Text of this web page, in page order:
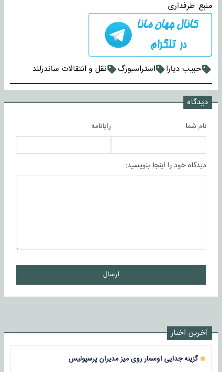
منبع:طرفداری
حبیب دیارا استراسبورگ نقل و انتقالات ساندرلند
دیدگاه
نام شما رایانامه
دیدگاه خود را اینجا بنویسید:
ارسال
آخرین اخبار
گزینه جدایی اوسمار روی میز مدیران پرسپولیس